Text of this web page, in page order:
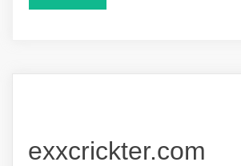
exxcrickter.com